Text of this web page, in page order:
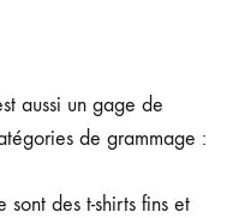
aussi un gage de
de grammage :
des t-shirts fins et